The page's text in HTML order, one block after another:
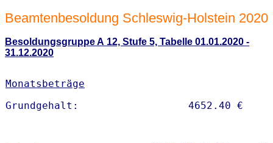
Beamtenbesoldung Schleswig-Holstein 2020
Besoldungsgruppe A 12, Stufe 5, Tabelle 01.01.2020 -
31.12.2020
Monatsbeträge